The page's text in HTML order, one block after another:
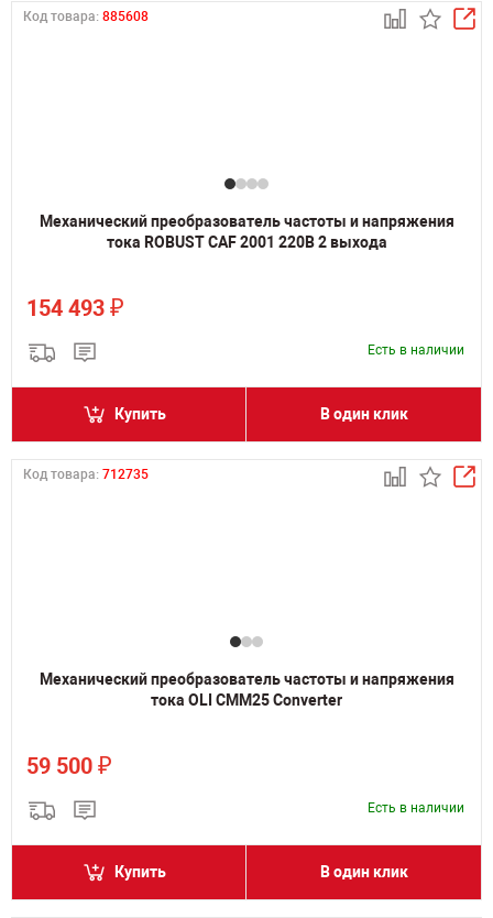
Код товара: 885608
Механический преобразователь частоты и напряжения
тока ROBUST CAF 2001 220В 2 выхода
154 493 ₽
Есть в наличии
Купить В один клик
Код товара: 712735
Механический преобразователь частоты и напряжения
тока OLI CMM25 Converter
59 500 ₽
Есть в наличии
Купить В один клик